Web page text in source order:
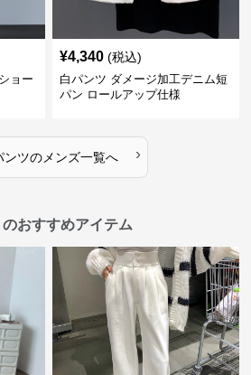
ョー
¥4,340 (税込)
白パンツ ダメージ加工デニム短
パン ロールアップ仕様
ンツのメンズ一覧へ ›
おすすめアイテム